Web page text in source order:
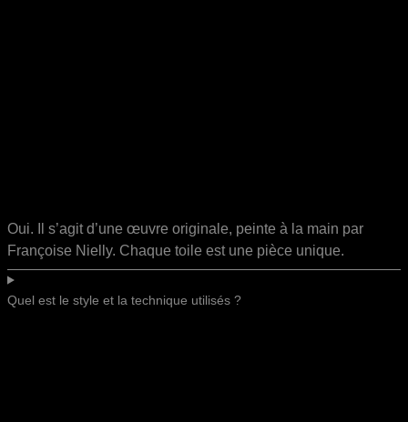
Oui. Il s’agit d’une œuvre originale, peinte à la main par
Françoise Nielly. Chaque toile est une pièce unique.
Quel est le style et la technique utilisés ?